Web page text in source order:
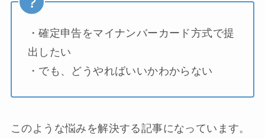
・確定申告をマイナンバーカード方式で提
出したい
・でも、どうやればいいかわからない
このような悩みを解決する記事になっています。